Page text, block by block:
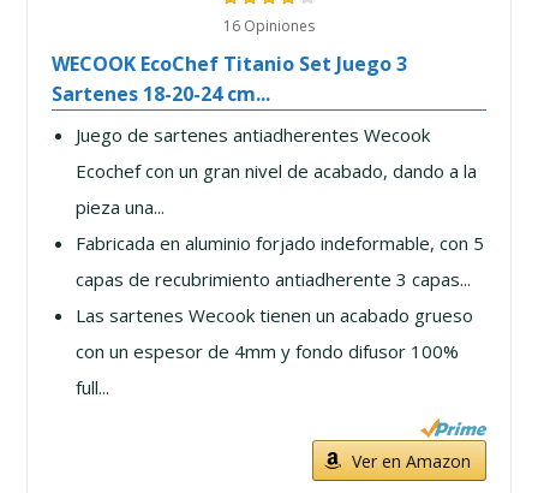
16 Opiniones
WECOOK EcoChef Titanio Set Juego 3
Sartenes 18-20-24 cm...
Juego de sartenes antiadherentes Wecook
Ecochef con un gran nivel de acabado, dando a la
pieza una...
Fabricada en aluminio forjado indeformable, con 5
capas de recubrimiento antiadherente 3 capas...
Las sartenes Wecook tienen un acabado grueso
con un espesor de 4mm y fondo difusor 100%
full...
Ver en Amazon